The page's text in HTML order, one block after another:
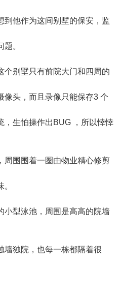
他作为这间别墅的保安，监
。
别墅只有前院大门和四周的
像头，而且录像只能保存3 个
，生怕操作出BUG ，所以悻悻
围围着一圈由物业精心修剪
型泳池，周围是高高的院墙
独院，也每一栋都隔着很